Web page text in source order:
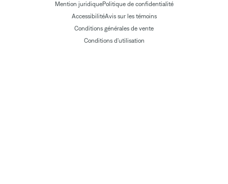
Mention juridiquePolitique de confidentialité
AccessibilitéAvis sur les témoins
Conditions générales de vente
Conditions d'utilisation